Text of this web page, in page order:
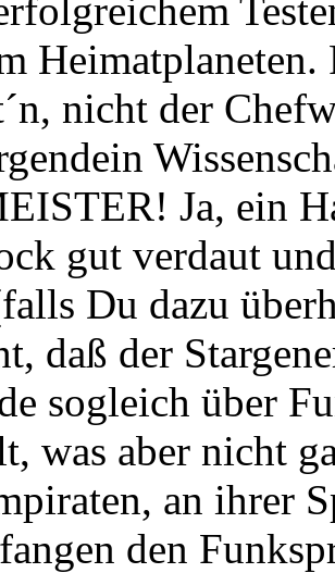
nicht der
Ja, ein
gut verdaut
Du dazu
daß der
sogleich über
was aber nicht
an ihrer
den